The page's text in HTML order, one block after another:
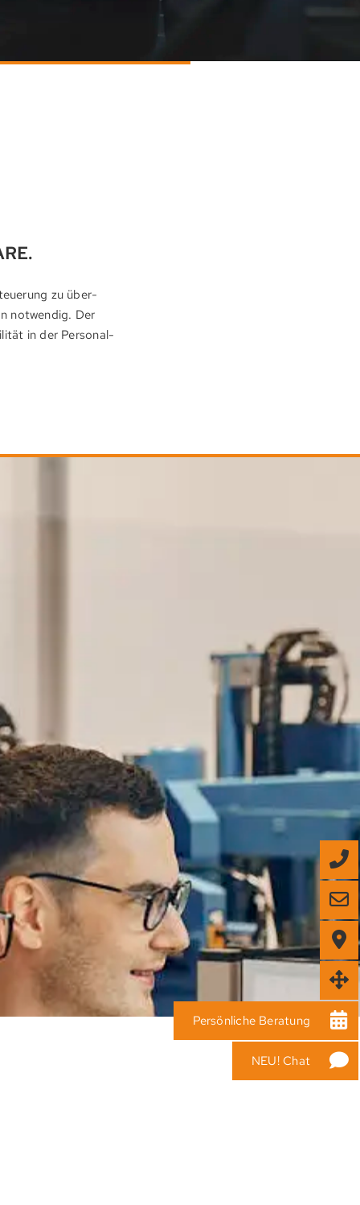
zu über­
not­wendig. Der
in der Personal­
Persönliche Beratung
NEU! Chat